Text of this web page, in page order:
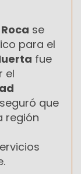
se
para el
fue
el
que
región